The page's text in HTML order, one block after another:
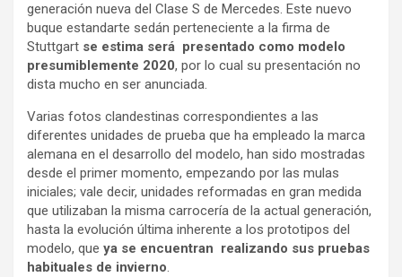
generación nueva del Clase S de Mercedes. Este nuevo
buque estandarte sedán perteneciente a la firma de
Stuttgart se estima será presentado como modelo
presumiblemente 2020, por lo cual su presentación no
dista mucho en ser anunciada.
Varias fotos clandestinas correspondientes a las
diferentes unidades de prueba que ha empleado la marca
alemana en el desarrollo del modelo, han sido mostradas
desde el primer momento, empezando por las mulas
iniciales; vale decir, unidades reformadas en gran medida
que utilizaban la misma carrocería de la actual generación,
hasta la evolución última inherente a los prototipos del
modelo, que ya se encuentran realizando sus pruebas
habituales de invierno.